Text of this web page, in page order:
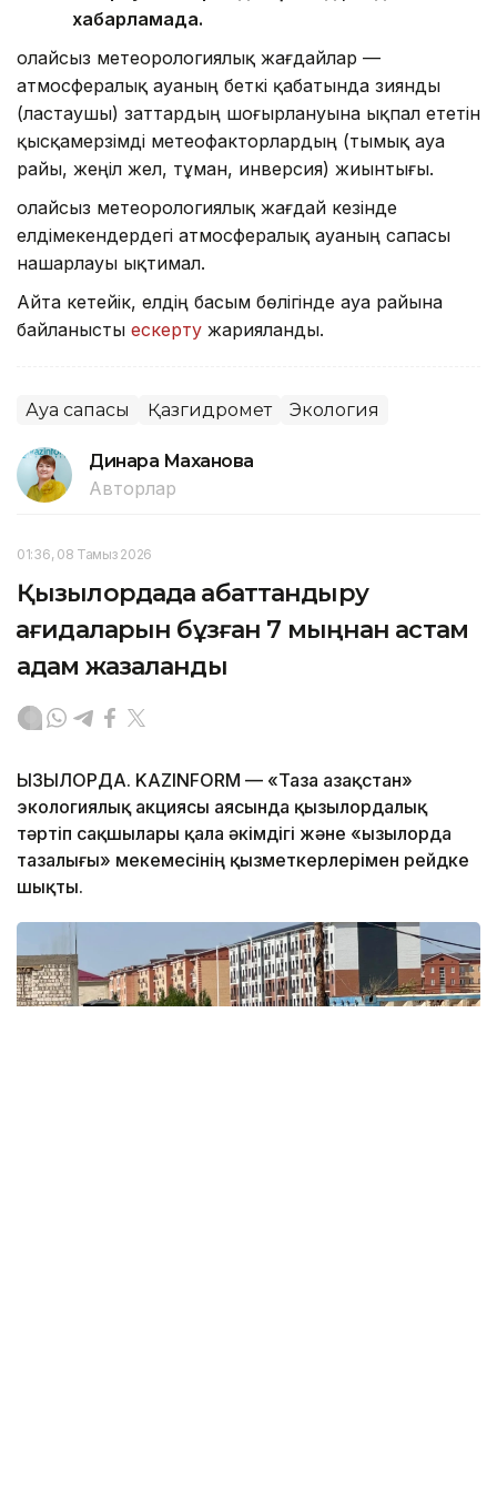
хабарламада.
Қолайсыз метеорологиялық жағдайлар —
атмосфералық ауаның беткі қабатында зиянды
(ластаушы) заттардың шоғырлануына ықпал ететін
қысқамерзімді метеофакторлардың (тымық ауа
райы, жеңіл жел, тұман, инверсия) жиынтығы.
Қолайсыз метеорологиялық жағдай кезінде
елдімекендердегі атмосфералық ауаның сапасы
нашарлауы ықтимал.
Айта кетейік, елдің басым бөлігінде ауа райына
байланысты ескерту жарияланды.
Ауа сапасы Қазгидромет Экология
Динара Маханова
Авторлар
01:36, 08 Тамыз 2026
Қызылордада абаттандыру
қағидаларын бұзған 7 мыңнан астам
адам жазаланды
ҚЫЗЫЛОРДА. KAZINFORM — «Таза Қазақстан»
экологиялық акциясы аясында қызылордалық
тәртіп сақшылары қала әкімдігі және «Қызылорда
тазалығы» мекемесінің қызметкерлерімен рейдке
шықты.